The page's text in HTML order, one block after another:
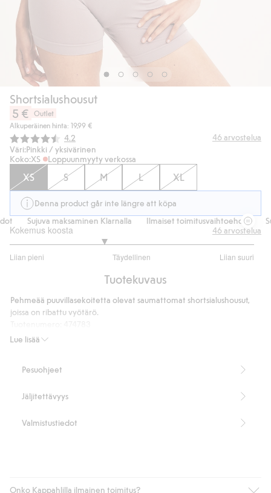
Shortsialushousut
5 €
Outlet
Alkuperäinen hinta: 19,99 €
Keskimääräinen luokitus:
4.2 46 arvostelua
Väri:Pinkki / yksivärinen
Koko:XS Loppuunmyyty verkossa
XS S M L XL
Denna product går inte längre att köpa
Sujuva maksaminen Klarnalla Ilmaiset toimitusvaihtoehdot
Kokemus koosta
Liian pieni Täydellinen Liian suuri
/
ääneen
46 arvostelua
Tuotekuvaus
Lue lisää
Pehmeää puuvillasekoitetta olevat saumattomat shortsialushousut,
joissa on ribattu vyötärö.
Pesuohjeet
Jäljitettävyys
Valmistustiedot
Onko Kappahlilla ilmainen toimitus?